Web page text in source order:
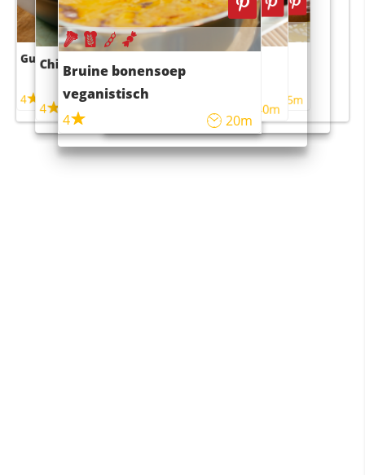
Guacamole
4
Chili con carne
4 45m
Bruine bonensoep
veganistisch
4
20m
Sushi rijstsalade
maaltijdsalade
40m
4 55m